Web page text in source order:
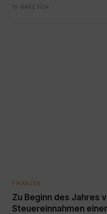
19. MÄRZ 2024
FINANZEN
Zu Beginn des Jahres
Steuereinnahmen